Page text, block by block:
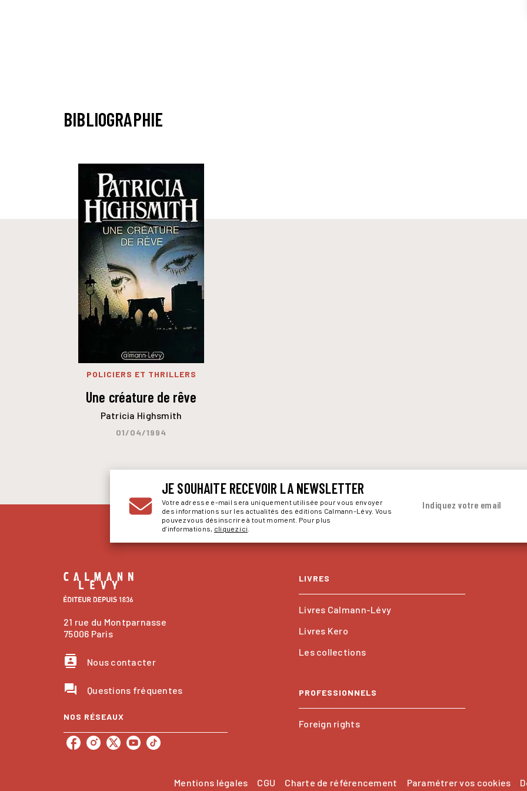
BIBLIOGRAPHIE
POLICIERS ET THRILLERS
Une créature de rêve
Patricia Highsmith
01/04/1994
JE SOUHAITE RECEVOIR LA NEWSLETTER
Votre adresse e-mail sera uniquement utilisée pour vous envoyer
des informations sur les actualités des éditions Calmann-Lévy. Vous
pouvez vous désinscrire à tout moment. Pour plus
d’informations, cliquez ici
Indiquez votre email
21 rue du Montparnasse
75006 Paris
contacts Nous contacter
question_answer Questions fréquentes
NOS RÉSEAUX
LIVRES
Livres Calmann-Lévy
Livres Kero
Les collections
PROFESSIONNELS
Foreign rights
Mentions légales CGU Charte de référencement Paramétrer vos cookies